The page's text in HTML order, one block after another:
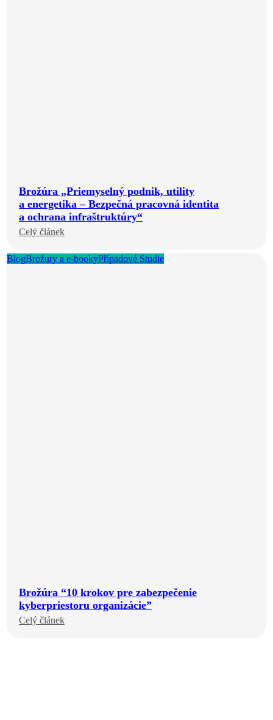
Brožúra „Priemyselný podnik, utility
a energetika – Bezpečná pracovná identita
a ochrana infraštruktúry“
Celý článek
BlogBrožury a e-bookyPřípadové Studie
Brožúra “10 krokov pre zabezpečenie
kyberpriestoru organizácie”
Celý článek